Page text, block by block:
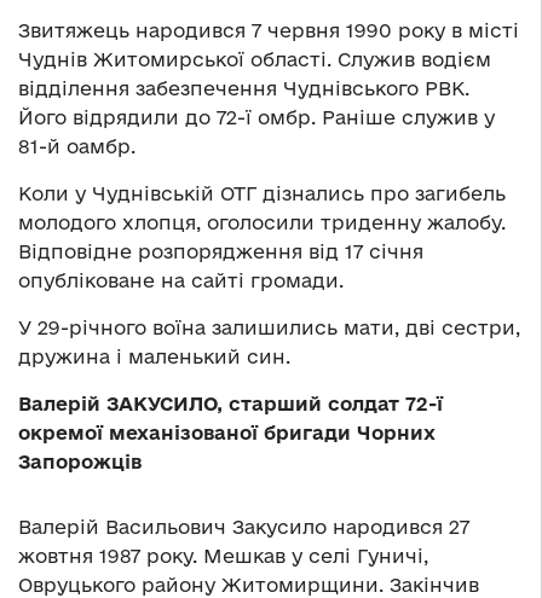
Звитяжець народився 7 червня 1990 року в місті
Чуднів Житомирської області. Служив водієм
відділення забезпечення Чуднівського РВК.
Його відрядили до 72-ї омбр. Раніше служив у
81-й оамбр.
Коли у Чуднівській ОТГ дізнались про загибель
молодого хлопця, оголосили триденну жалобу.
Відповідне розпорядження від 17 січня
опубліковане на сайті громади.
У 29-річного воїна залишились мати, дві сестри,
дружина і маленький син.
Валерій ЗАКУСИЛО, старший солдат 72-ї
окремої механізованої бригади Чорних
Запорожців
Валерій Васильович Закусило народився 27
жовтня 1987 року. Мешкав у селі Гуничі,
Овруцького району Житомирщини. Закінчив